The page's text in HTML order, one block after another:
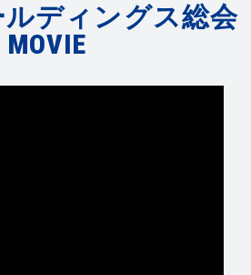
ディングス総会
MOVIE